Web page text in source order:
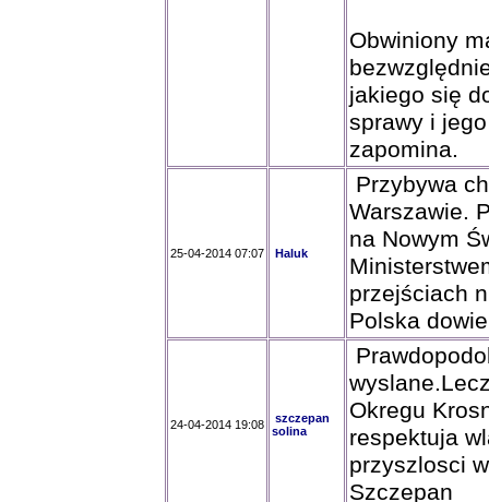
Obwiniony
jakiego się
sprawy i
zapomina.
25-04-2014 07:07 Haluk
Przybywa
Warszawie.
na Nowym
przejściach
Polska
24-04-2014 19:08
szczepan
solina
Okregu
respektuja
przyszlosci
Szczepan